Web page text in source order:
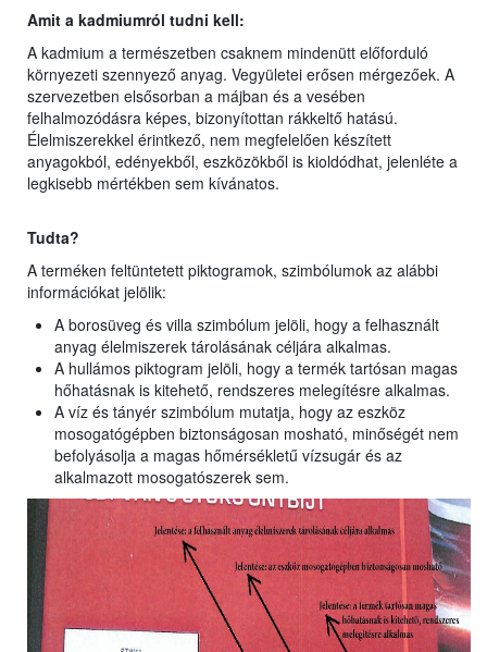
Amit a kadmiumról tudni kell:
A kadmium a természetben csaknem mindenütt előforduló
környezeti szennyező anyag. Vegyületei erősen mérgezőek. A
szervezetben elsősorban a májban és a vesében
felhalmozódásra képes, bizonyítottan rákkeltő hatású.
Élelmiszerekkel érintkező, nem megfelelően készített
anyagokból, edényekből, eszközökből is kioldódhat, jelenléte a
legkisebb mértékben sem kívánatos.
Tudta?
A terméken feltüntetett piktogramok, szimbólumok az alábbi
információkat jelölik:
A borosüveg és villa szimbólum jelöli, hogy a felhasznált
anyag élelmiszerek tárolásának céljára alkalmas.
A hullámos piktogram jelöli, hogy a termék tartósan magas
hőhatásnak is kitehető, rendszeres melegítésre alkalmas.
A víz és tányér szimbólum mutatja, hogy az eszköz
mosogatógépben biztonságosan mosható, minőségét nem
befolyásolja a magas hőmérsékletű vízsugár és az
alkalmazott mosogatószerek sem.